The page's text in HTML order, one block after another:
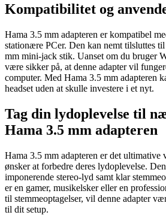
Kompatibilitet og
Hama 3.5 mm adapteren er kompatibel
stationære PCer. Den kan nemt tilsluttes
mm mini-jack stik. Uanset om du bruger
være sikker på, at denne adapter vil
computer. Med Hama 3.5 mm adapteren
headset uden at skulle investere i et nyt.
Tag din lydoplevelse til
Hama 3.5 mm adapteren
Hama 3.5 mm adapteren er det ultimative
ønsker at forbedre deres lydoplevelse.
imponerende stereo-lyd samt klar
er en gamer, musikelsker eller en
til stemmeoptagelser, vil denne adapter
til dit setup.